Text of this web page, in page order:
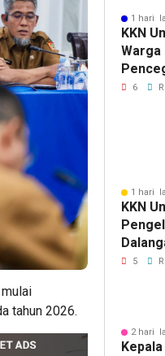
tahun 2026.
1 hari
KKN
Warga
6
1 hari
KKN
Pikir
5
2 hari